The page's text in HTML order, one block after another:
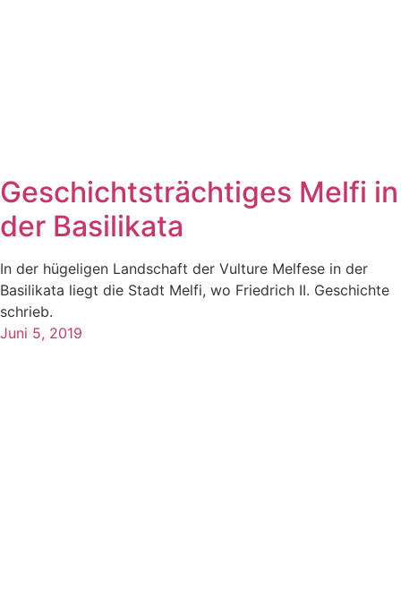
Geschichtsträchtiges Melfi in
der Basilikata
In der hügeligen Landschaft der Vulture Melfese in der
Basilikata liegt die Stadt Melfi, wo Friedrich II. Geschichte
schrieb.
Juni 5, 2019